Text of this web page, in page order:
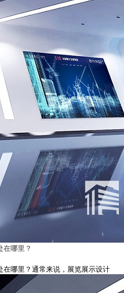
在哪里？
哪里？通常来说，展览展示设计